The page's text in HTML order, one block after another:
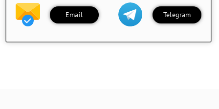
Email Telegram